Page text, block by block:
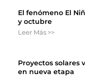
El fenómeno El
y octubre
Leer Más >>
Proyectos solares
en nueva etapa